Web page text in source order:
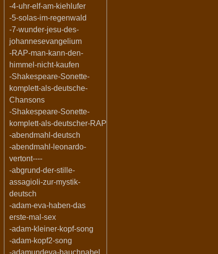
-4-uhr-elf-am-kiehlufer
-5-solas-im-regenwald
-7-wunder-jesu-des-
johannesevangelium
-RAP-man-kann-den-
himmel-nicht-kaufen
-Shakespeare-Sonette-
komplett-als-deutsche-
Chansons
-Shakespeare-Sonette-
komplett-als-deutscher-RAP
-abendmahl-deutsch
-abendmahl-leonardo-
vertont----
-abgrund-der-stille-
assagioli-zur-mystik-
deutsch
-adam-eva-haben-das
erste-mal-sex
-adam-kleiner-kopf-song
-adam-kopf2-song
-adamundeva-bauchnabel